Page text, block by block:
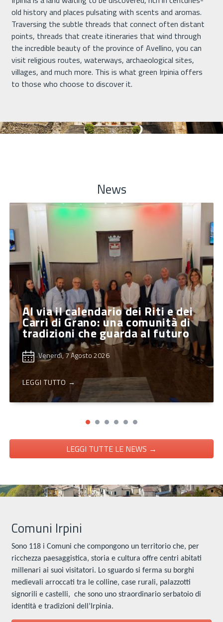
old history and places pulsating with scents and aromas.
Traversing the subtle threads that connect often distant
points, threads that create itineraries that wind through
the incredible beauty of the province of Avellino, you can
visit religious routes, waterways, archaeological sites,
villages, and much more. This is what green Irpinia offers
to those who choose to discover it.
News
Al via il calendario dei Riti e dei
Carri di Grano: una comunità di
tradizioni che guarda al futuro
Venerdì, 7 Agosto 2026
LEGGI TUTTO →
LEGGI TUTTE LE NEWS →
Comuni Irpini
Sono 118 i Comuni che compongono un territorio che, per
ricchezza paesaggistica, storia e cultura offre centri abitati
millenari ai suoi visitatori. Lo sguardo si ferma su borghi
medievali arroccati tra le colline, case rurali, palazzotti
signorili e castelli, che sono uno straordinario serbatoio di
identità e tradizioni dell’Irpinia.